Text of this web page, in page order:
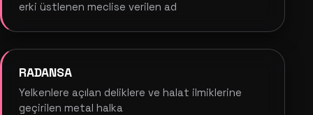
erki üstlenen meclise verilen ad
RADANSA
Yelkenlere açılan deliklere ve halat ilmiklerine
geçirilen metal halka